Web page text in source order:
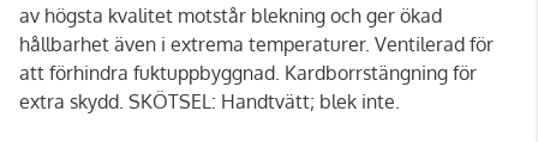
av högsta kvalitet motstår blekning och ger ökad
hållbarhet även i extrema temperaturer. Ventilerad för
att förhindra fuktuppbyggnad. Kardborrstängning för
extra skydd. SKÖTSEL: Handtvätt; blek inte.